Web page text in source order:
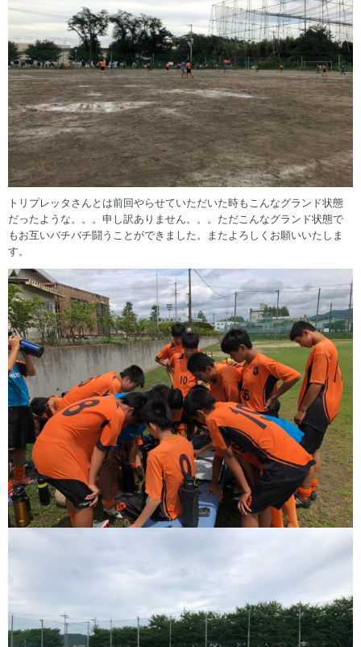
トリプレッタさんとは前回やらせていただいた時もこんなグランド状態
だったような。。。申し訳ありません。。。ただこんなグランド状態で
もお互いバチバチ闘うことができました。またよろしくお願いいたしま
す。